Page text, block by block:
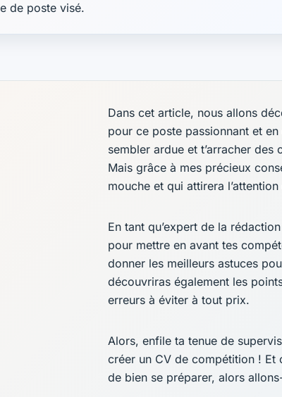
de poste visé.
Dans cet article, nous allons
pour ce poste passionnant et
sembler ardue et t’arracher
Mais grâce à mes précieux
mouche et qui attirera
En tant qu’expert de la
pour mettre en avant tes
donner les meilleurs astuces
découvriras également les
erreurs à éviter à tout prix.
Alors, enfile ta tenue de
créer un CV de compétition ! Et
de bien se préparer, alors